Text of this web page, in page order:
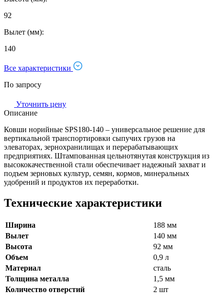
92
Вылет (мм):
140
Все характеристики
По запросу
Уточнить цену
Описание
Ковши норийные SPS180-140 – универсальное решение для
вертикальной транспортировки сыпучих грузов на
элеваторах, зернохранилищах и перерабатывающих
предприятиях. Штампованная цельнотянутая конструкция из
высококачественной стали обеспечивает надежный захват и
подъем зерновых культур, семян, кормов, минеральных
удобрений и продуктов их переработки.
Технические характеристики
Ширина
188 мм
Вылет
140 мм
Высота
92 мм
Объем
0,9 л
Материал
сталь
Толщина металла
1,5 мм
Количество отверстий
2 шт